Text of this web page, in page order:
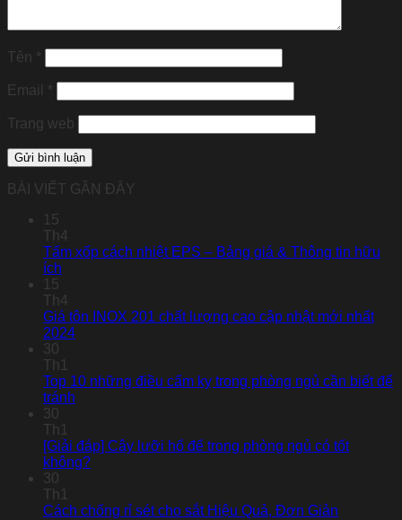
Tên *
Email *
Trang web
BÀI VIẾT GẦN ĐÂY
15
Th4
Tấm xốp cách nhiệt EPS – Bảng giá & Thông tin hữu
ích
15
Th4
Giá tôn INOX 201 chất lượng cao cập nhật mới nhất
2024
30
Th1
Top 10 những điều cấm kỵ trong phòng ngủ cần biết để
tránh
30
Th1
[Giải đáp] Cây lưỡi hổ để trong phòng ngủ có tốt
không?
30
Th1
Cách chống rỉ sét cho sắt Hiệu Quả, Đơn Giản